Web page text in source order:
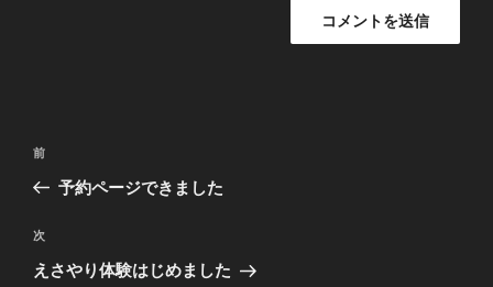
投
ビ
ゲ
前
の
稿
前
予約ページできました
次
の
次
えさやり体験はじめました